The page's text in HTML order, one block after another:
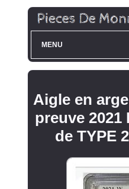
MENU
Aigle en
preuve 2021
de TYPE